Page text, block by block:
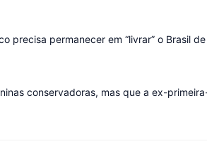
precisa permanecer em “livrar” o Brasil
conservadoras, mas que a ex-